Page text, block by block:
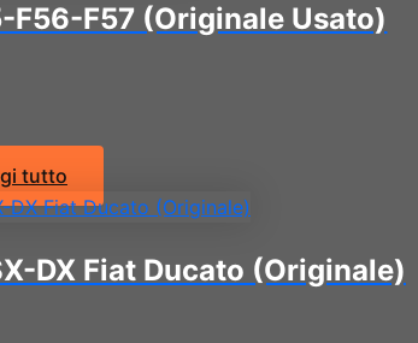
F56-F57 (Originale Usato)
tutto
DX Fiat Ducato (Originale)